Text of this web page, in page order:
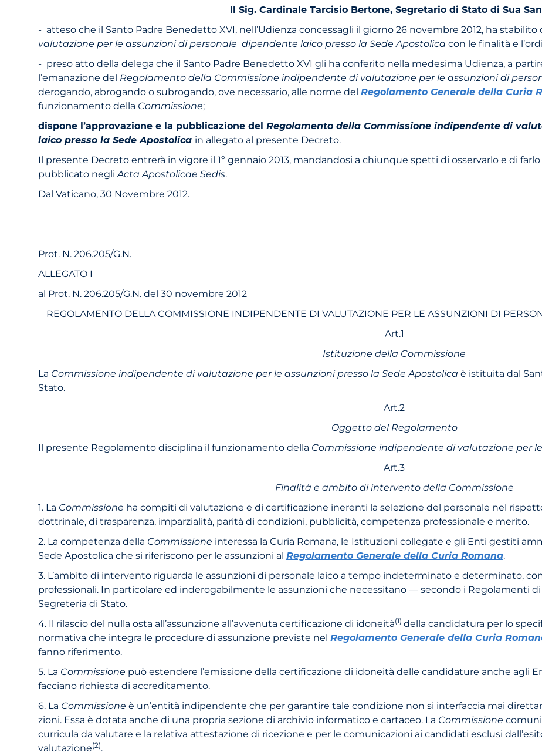
Il Sig. Cardinale Tarcisio Bertone, Segretario di Stato di Sua
- atteso che il Santo Padre Benedetto XVI, nell’Udienza concessagli il giorno 26 novembre 2012, ha stabilito
valutazione per le assunzioni di personale dipendente laico presso la Sede Apostolica con le finalità e
- preso atto della delega che il Santo Padre Benedetto XVI gli ha confe­rito nella medesima Udienza, a
l’emanazione del Regolamento della Commissione indipendente di valutazione per le assunzioni di
derogando, abrogando o subrogando, ove necessario, alle norme del Regolamento Generale della Curia
funzionamento della Commissione;
dispone l’approvazione e la pubblicazione del Regolamento della Commis­sione indipendente di
laico presso la Sede Apostolica in allegato al presente Decreto.
Il presente Decreto entrerà in vigore il 1º gennaio 2013, mandandosi a chiunque spetti di osservarlo e di
pubblicato negli Acta Apostolicae Sedis.
Dal Vaticano, 30 Novembre 2012.
Prot. N. 206.205/G.N.
ALLEGATO I
al Prot. N. 206.205/G.N. del 30 novembre 2012
REGOLAMENTO DELLA COMMISSIONE INDIPENDENTE DI VALUTAZIONE PER LE ASSUNZIONI DI
Art.1
Istituzione della Commissione
La Commissione indipendente di valutazione per le assunzioni presso la Sede Apostolica è istituita dal
Stato.
Art.2
Oggetto del Regolamento
Il presente Regolamento disciplina il funzionamento della Commissione indipendente di valutazione per
Art.3
Finalità e ambito di intervento della Commissione
1. La Commissione ha compiti di valutazione e di certificazione inerenti la selezione del personale nel
dottrinale, di trasparenza, imparzialità, parità di condizioni, pubblicità, competenza professionale e merito.
2. La competenza della Commissione interessa la Curia Romana, le Isti­tuzioni collegate e gli Enti gestiti
Sede Apostolica che si riferiscono per le assunzioni al Regolamento Generale della Curia Romana.
3. L’ambito di intervento riguarda le assunzioni di personale laico a tempo indeterminato e determinato,
professionali. In particolare ed inderogabilmente le assunzioni che necessitano — secondo i Regolamenti
Segreteria di Stato.
4. Il rilascio del nulla osta all’assunzione all’avvenuta certificazione di idoneità(1) della candidatura per lo
normativa che integra le procedure di assunzione previste nel Regolamento Generale della Curia
fanno riferimento.
5. La Commissione può estendere l’emissione della certificazione di ido­neità delle candidature anche agli
facciano richiesta di accreditamento.
6. La Commissione è un’entità indipendente che per garantire tale condi­zione non si interfaccia mai
zioni. Essa è dotata anche di una propria sezione di archivio informatico e cartaceo. La Commissione
curricula da valutare e la relativa attestazione di ricezione e per le comuni­cazioni ai candidati esclusi
valutazione(2).